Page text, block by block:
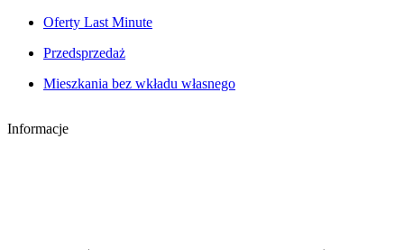
Oferty Last Minute
Przedsprzedaż
Mieszkania bez wkładu własnego
Informacje